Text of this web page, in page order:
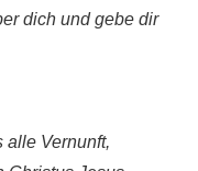
dich und gebe dir
alle Vernunft,